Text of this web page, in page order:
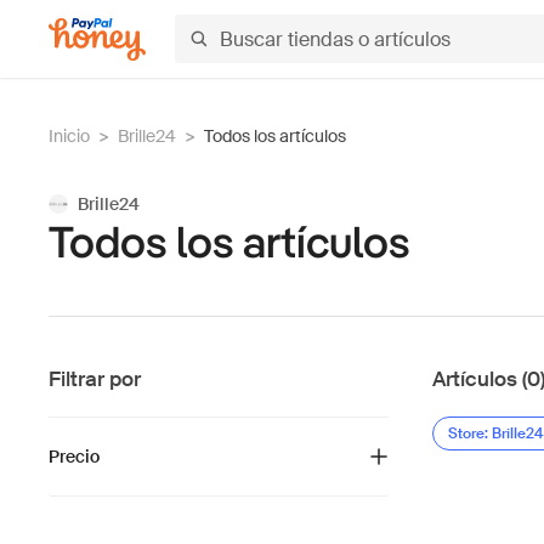
Inicio > Brille24 > Todos los artículos
Brille24
Todos los artículos
Filtrar por
Precio
Artículos (0)
Store: Brille24